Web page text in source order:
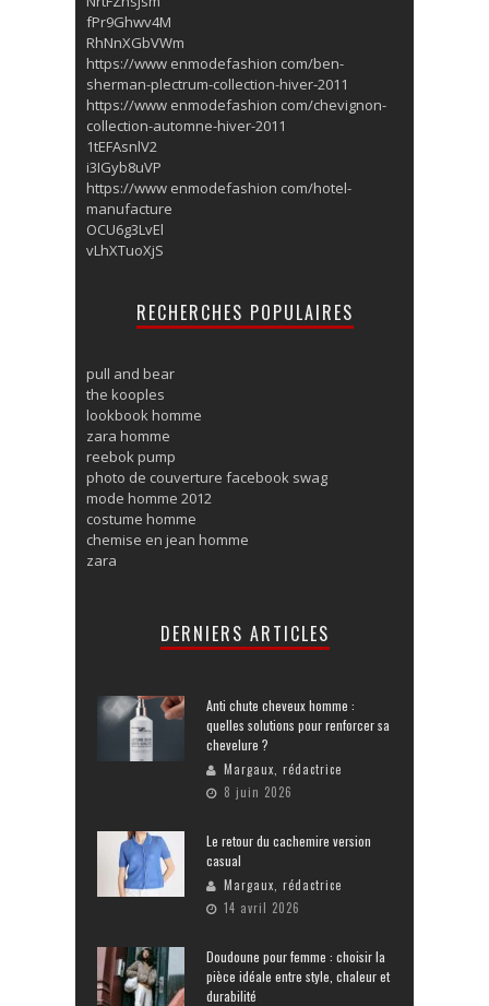
fPr9Ghwv4M
RhNnXGbVWm
https://www enmodefashion com/ben-
sherman-plectrum-collection-hiver-2011
https://www enmodefashion com/chevignon-
collection-automne-hiver-2011
1tEFAsnlV2
i3IGyb8uVP
https://www enmodefashion com/hotel-
manufacture
OCU6g3LvEl
vLhXTuoXjS
RECHERCHES POPULAIRES
pull and bear
the kooples
lookbook homme
zara homme
reebok pump
photo de couverture facebook swag
mode homme 2012
costume homme
chemise en jean homme
zara
DERNIERS ARTICLES
Anti chute cheveux homme :
quelles solutions pour renforcer sa
chevelure ?
Margaux, rédactrice
8 juin 2026
Le retour du cachemire version
casual
Margaux, rédactrice
14 avril 2026
Doudoune pour femme : choisir la
pièce idéale entre style, chaleur et
durabilité